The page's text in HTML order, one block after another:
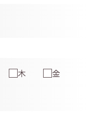
木
金